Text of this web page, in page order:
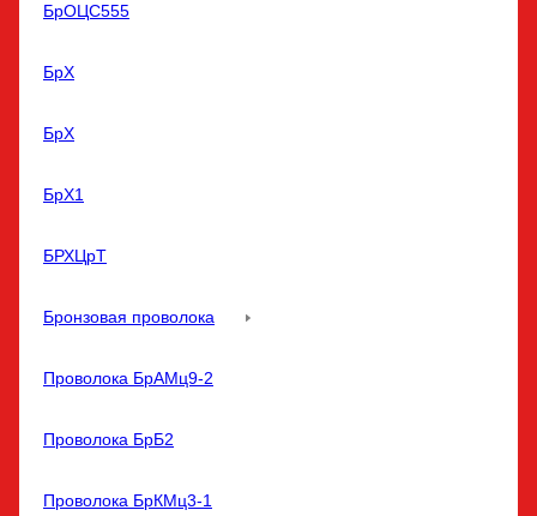
БрОЦС555
БрХ
БрХ
БрХ1
БРХЦрТ
Бронзовая проволока
Проволока БрАМц9-2
Проволока БрБ2
Проволока БрКМц3-1